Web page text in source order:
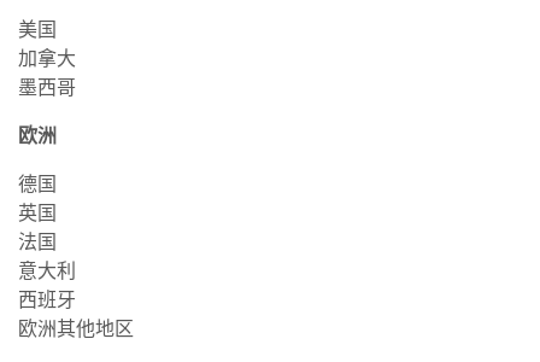
美国
加拿大
墨西哥
欧洲
德国
英国
法国
意大利
西班牙
欧洲其他地区